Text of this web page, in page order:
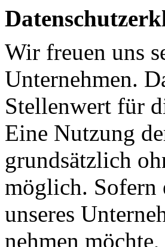
Wir freuen uns
Unternehmen.
Stellenwert für
Eine Nutzung
grundsätzlich
möglich. Sofern
unseres
nehmen